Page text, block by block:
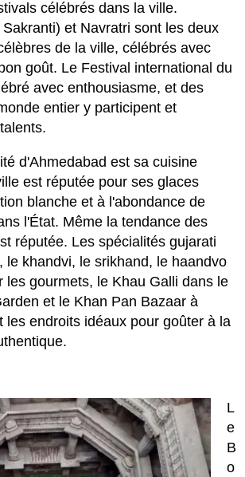
célébrés dans la ville.
et Navratri sont les deux
de la ville, célébrés avec
goût. Le Festival international du
avec enthousiasme, et des
entier y participent et
d'Ahmedabad est sa cuisine
est réputée pour ses glaces
blanche et à l'abondance de
l'État. Même la tendance des
réputée. Les spécialités gujarati
le khandvi, le srikhand, le haandvo
les gourmets, le Khau Galli dans le
et le Khan Pan Bazaar à
les endroits idéaux pour goûter à la
L
e
B
o